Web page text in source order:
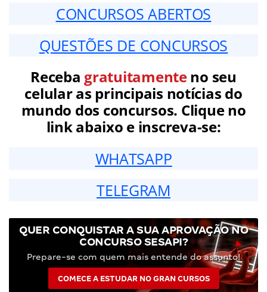
CONCURSOS ABERTOS
QUESTÕES DE CONCURSOS
Receba gratuitamenteno seu
celular as principais notícias do
mundo dos concursos. Clique no
link abaixo e inscreva-se:
WHATSAPP
TELEGRAM
QUER CONQUISTAR A SUA APROVAÇÃO NO
CONCURSO SESAPI?
Prepare-se com quem mais entende do assunto!
COMECE A ESTUDAR NO GRAN CURSOS